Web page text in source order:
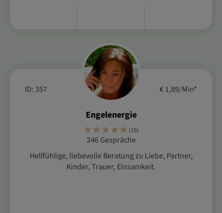
Engelenergie
(15)
ID: 357
246 Gespräche
Hellfühlige, liebevolle Beratung zu Liebe, Partner,
Kinder, Trauer, Einsamkeit.
€ 1,89/Min*